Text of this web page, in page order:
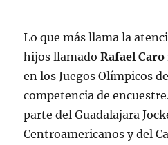
pic.twitter.com/
— David Wolf
2022
Lo que más llama la
hijos llamadoRafael Caro
en los Juegos Olímpicos
competencia de
parte del Guadalajara
Centroamericanos y del